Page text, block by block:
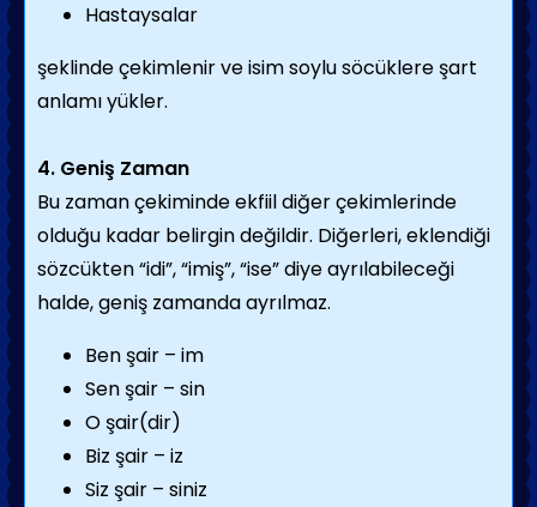
Hastaysalar
şeklinde çekimlenir ve isim soylu söcüklere şart
anlamı yükler.
4. Geniş Zaman
Bu zaman çekiminde ekfiil diğer çekimlerinde
olduğu kadar belirgin değildir. Diğerleri, eklendiği
sözcükten “idi”, “imiş”, “ise” diye ayrılabileceği
halde, geniş zamanda ayrılmaz.
Ben şair – im
Sen şair – sin
O şair(dir)
Biz şair – iz
Siz şair – siniz